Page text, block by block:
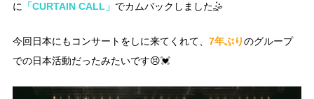
に 「CURTAIN CALL」 でカムバックしました🤹
今回日本にもコンサートをしに来てくれて、 7年ぶり のグループ
での日本活動だったみたいです😣💓